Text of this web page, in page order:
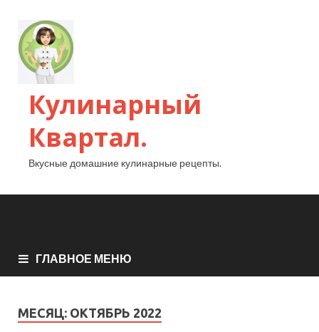
Кулинарный
Квартал.
Вкусные домашние кулинарные рецепты.
ГЛАВНОЕ МЕНЮ
МЕСЯЦ: ОКТЯБРЬ 2022